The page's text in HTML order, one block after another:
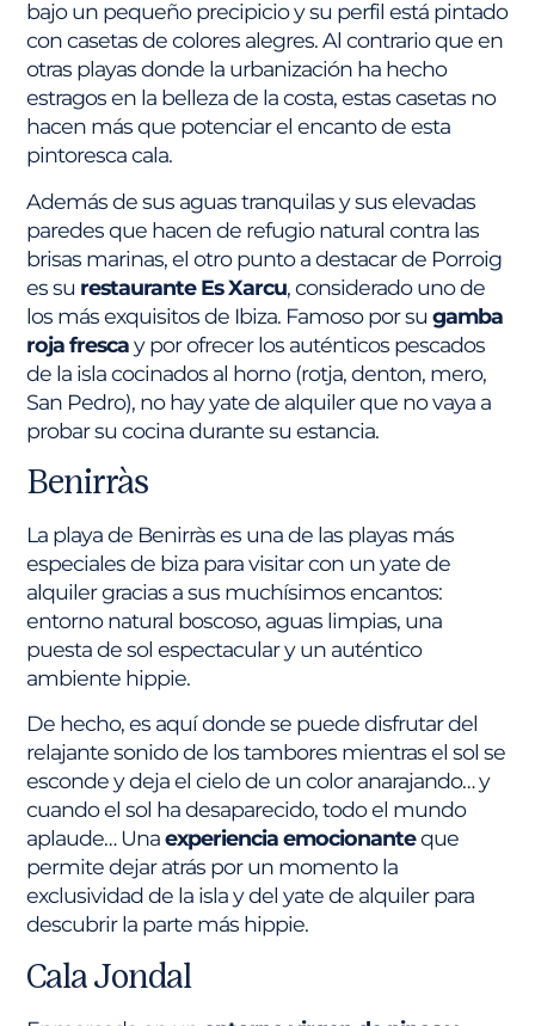
bajo un pequeño precipicio y su perfil está pintado
con casetas de colores alegres. Al contrario que en
otras playas donde la urbanización ha hecho
estragos en la belleza de la costa, estas casetas no
hacen más que potenciar el encanto de esta
pintoresca cala.
Además de sus aguas tranquilas y sus elevadas
paredes que hacen de refugio natural contra las
brisas marinas, el otro punto a destacar de Porroig
es su restaurante Es Xarcu, considerado uno de
los más exquisitos de Ibiza. Famoso por sugamba
roja frescay por ofrecer los auténticos pescados
de la isla cocinados al horno (rotja, denton, mero,
San Pedro), no hay yate de alquiler que no vaya a
probar su cocina durante su estancia.
Benirràs
La playa de Benirràs es una de las playas más
especiales de biza para visitar con un yate de
alquiler gracias a sus muchísimos encantos:
entorno natural boscoso, aguas limpias, una
puesta de sol espectacular y un auténtico
ambiente hippie.
De hecho, es aquí donde se puede disfrutar del
relajante sonido de los tambores mientras el sol se
esconde y deja el cielo de un color anarajando… y
cuando el sol ha desaparecido, todo el mundo
aplaude… Unaexperiencia emocionanteque
permite dejar atrás por un momento la
exclusividad de la isla y del yate de alquiler para
descubrir la parte más hippie.
Cala Jondal